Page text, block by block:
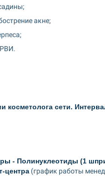
акне;
косметолога сети.
- Полинуклеотиды (1
центра (график работы